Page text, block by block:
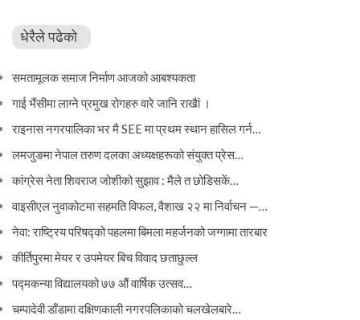
धेरैले पढेको
समतामूलक समाज निर्माण आजको आबश्यकता
गाई भैंसीमा लाग्ने प्रमुख रोगहरु वारे जानि राखैां ।
राइनास नगरपालिका भर मै SEE मा प्रथम स्थान हासिल गर्न…
लमजुङमा नेपाल तरुण दलका अध्यक्षहरूको संयुक्त प्रेस…
कांग्रेस नेता शिवराज जोशीको सुझाव : मैले त छोडिसकें…
वाइसीएल नुवाकोटमा सहमति विफल, वैशाख २२ मा निर्वाचन —…
नेवा: राष्ट्रिय परिषद्को पहलमा बिमला महर्जनको जग्गामा तारबार
कीर्तिपुरमा मेयर र उपमेयर बिच विवाद छताछुल्ल
पद्मकन्या विद्यालयको ७७ औं ‌‌वार्षिक ‌उत्सव…
चम्पादेवी डाँडामा दक्षिणकाली नगरपलिकाको चलखेलबारे…